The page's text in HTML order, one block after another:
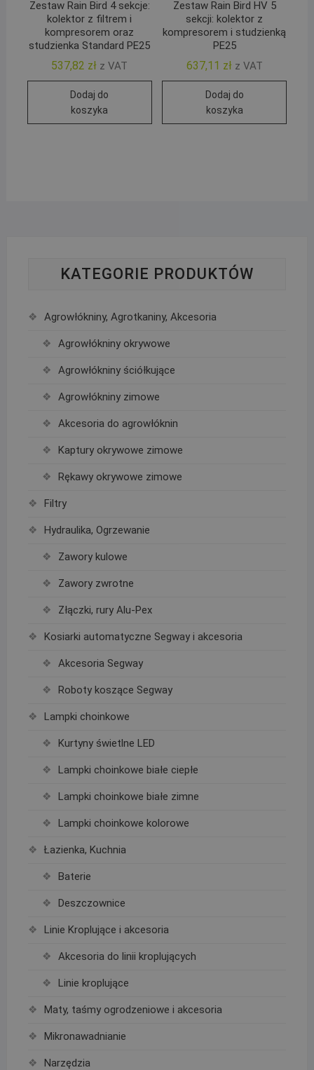
Zestaw Rain Bird 4 sekcje:
kolektor z filtrem i
kompresorem oraz
studzienka Standard PE25
537,82 zł z VAT
Dodaj do
koszyka
Zestaw Rain Bird HV 5
sekcji: kolektor z
kompresorem i studzienką
PE25
637,11 zł z VAT
Dodaj do
koszyka
KATEGORIE PRODUKTÓW
Agrowłókniny, Agrotkaniny, Akcesoria
Agrowłókniny okrywowe
Agrowłókniny ściółkujące
Agrowłókniny zimowe
Akcesoria do agrowłóknin
Kaptury okrywowe zimowe
Rękawy okrywowe zimowe
Filtry
Hydraulika, Ogrzewanie
Zawory kulowe
Zawory zwrotne
Złączki, rury Alu-Pex
Kosiarki automatyczne Segway i akcesoria
Akcesoria Segway
Roboty koszące Segway
Lampki choinkowe
Kurtyny świetlne LED
Lampki choinkowe białe ciepłe
Lampki choinkowe białe zimne
Lampki choinkowe kolorowe
Łazienka, Kuchnia
Baterie
Deszczownice
Linie Kroplujące i akcesoria
Akcesoria do linii kroplujących
Linie kroplujące
Maty, taśmy ogrodzeniowe i akcesoria
Mikronawadnianie
Narzędzia